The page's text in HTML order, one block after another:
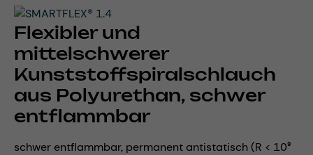
Flexibler und
mittelschwerer
Kunststoffspiralschlauch
aus Polyurethan, schwer
entflammbar
schwer entflammbar, permanent antistatisch (R < 10⁹